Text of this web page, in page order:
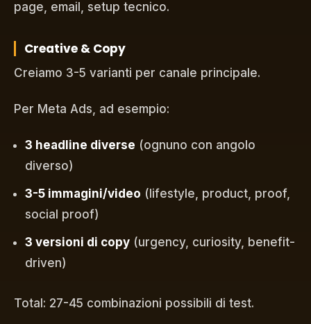
page, email, setup tecnico.
Creative & Copy
Creiamo 3-5 varianti per canale principale.
Per Meta Ads, ad esempio:
3 headline diverse (ognuno con angolo
diverso)
3-5 immagini/video (lifestyle, product, proof,
social proof)
3 versioni di copy(urgency, curiosity, benefit-
driven)
Total: 27-45 combinazioni possibili di test.